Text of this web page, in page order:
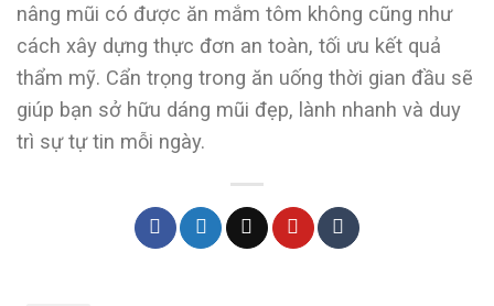
nâng mũi có được ăn mắm tôm không cũng như
cách xây dựng thực đơn an toàn, tối ưu kết quả
thẩm mỹ. Cẩn trọng trong ăn uống thời gian đầu sẽ
giúp bạn sở hữu dáng mũi đẹp, lành nhanh và duy
trì sự tự tin mỗi ngày.